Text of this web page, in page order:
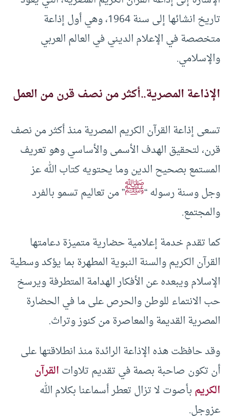
تاريخ انشائها إلى سنة 1964، وهي أول إذاعة
متخصصة في الإعلام الديني في العالم العربي
والإسلامي.
الإذاعة المصرية..أكثر من نصف قرن من العمل
تسعى إذاعة القرآن الكريم المصرية منذ أكثر من نصف
قرن، لتحقيق الهدف الأسمى والأساسي وهو تعريف
المستمع بصحيح الدين وما يحتويه كتاب الله عز
وجل وسنة رسوله “ﷺ” من تعاليم تسمو بالفرد
والمجتمع.
كما تقدم خدمة إعلامية حضارية متميزة دعامتها
القرآن الكريم والسنة النبوية المطهرة بما يؤكد وسطية
الإسلام ويبعده عن الأفكار الهدامة المتطرفة ويرسخ
حب الانتماء للوطن والحرص على ما في الحضارة
المصرية القديمة والمعاصرة من كنوز وتراث.
وقد حافظت هذه الإذاعة الرائدة منذ انطلاقتها على
أن تكون صاحبة بصمة في تقديم تلاواتالقرآن
الكريمبأصوت لا تزال تعطر أسماعنا بكلام الله
عزوجل.